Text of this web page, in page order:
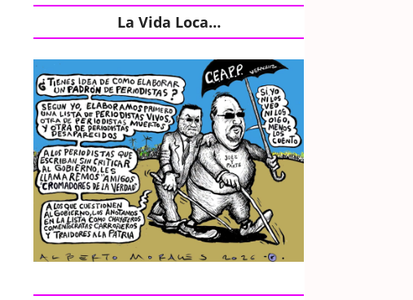
La Vida Loca…